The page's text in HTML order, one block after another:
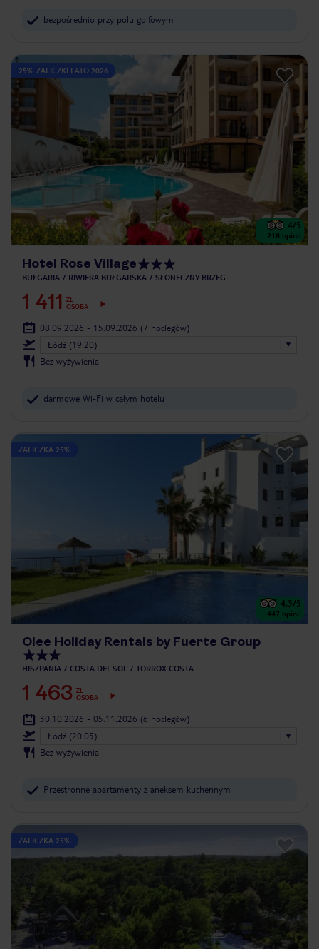
bezpośrednio przy polu golfowym
25% ZALICZKI LATO 2026
4/5
218 opinii
Hotel Rose Village
BUŁGARIA RIWIERA BUŁGARSKA SŁONECZNY BRZEG
1 411
ZŁ
OSOBA
08.09.2026 - 15.09.2026 (7 noclegów)
Łódź (19:20)
Bez wyżywienia
darmowe Wi-Fi w całym hotelu
ZALICZKA 25%
4.3/5
447 opinii
Olee Holiday Rentals by Fuerte Group
HISZPANIA COSTA DEL SOL TORROX COSTA
1 463 ZŁ
OSOBA
30.10.2026 - 05.11.2026 (6 noclegów)
Łódź (20:05)
Bez wyżywienia
Przestronne apartamenty z aneksem kuchennym
ZALICZKA 25%